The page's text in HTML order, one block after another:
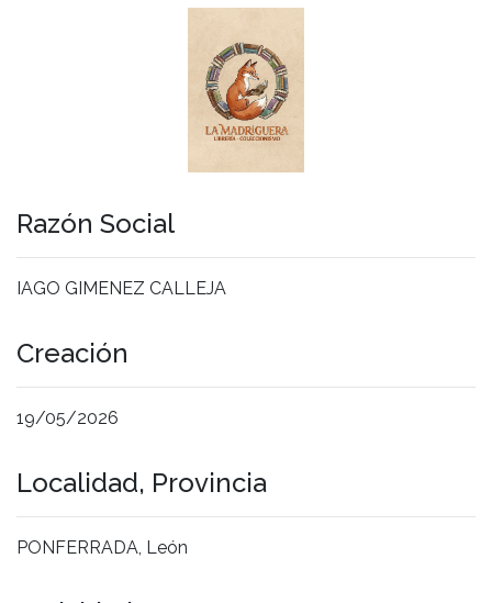
Razón Social
IAGO GIMENEZ CALLEJA
Creación
19/05/2026
Localidad, Provincia
PONFERRADA, León